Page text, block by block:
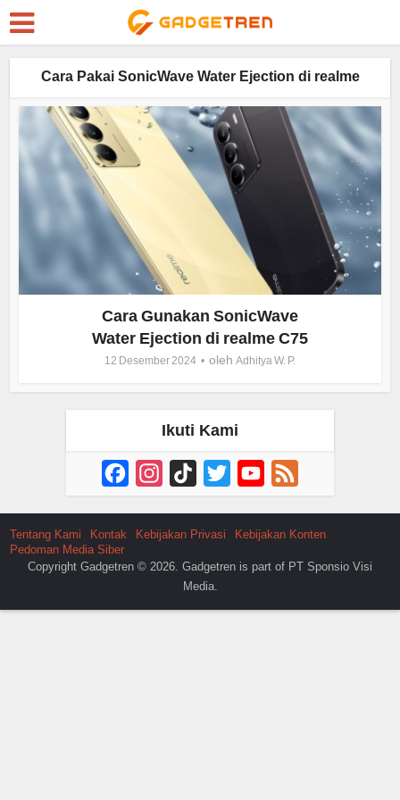
Cara Pakai SonicWave Water Ejection di realme
Cara Gunakan SonicWave
Water Ejection di realme C75
12 Desember 2024 oleh Adhitya W. P.
Ikuti Kami
FacebookInstagram
TikTok Twitter YouTube
Channel
Tentang Kami Kontak Kebijakan Privasi
Kebijakan Konten
Pedoman Media Siber
Copyright Gadgetren © 2026. Gadgetren is part of PT Sponsio Visi
Media.